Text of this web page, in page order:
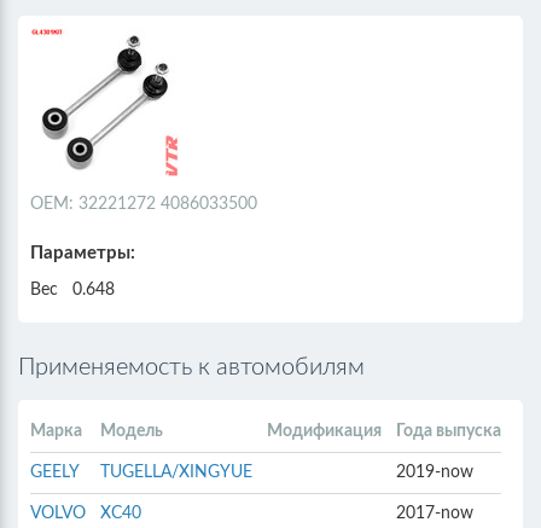
ОЕМ: 32221272 4086033500
Параметры:
Вес 0.648
Применяемость к автомобилям
Марка Модель Модификация Года выпуска
GEELY TUGELLA/XINGYUE 2019-now
VOLVO XC40 2017-now